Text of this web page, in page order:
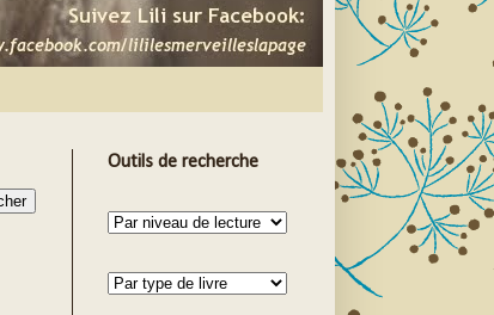
Outils de recherche